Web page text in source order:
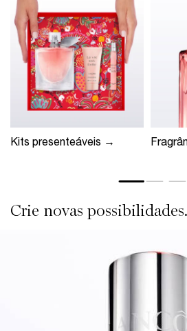
Kits presenteáveis →
Crie novas possibilidades.